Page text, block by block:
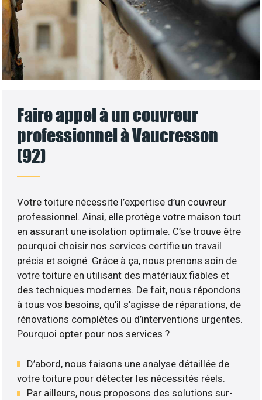
Faire appel à un couvreur
professionnel à Vaucresson
(92)
Votre toiture nécessite l’expertise d’un couvreur
professionnel. Ainsi, elle protège votre maison tout
en assurant une isolation optimale. C’se trouve être
pourquoi choisir nos services certifie un travail
précis et soigné. Grâce à ça, nous prenons soin de
votre toiture en utilisant des matériaux fiables et
des techniques modernes. De fait, nous répondons
à tous vos besoins, qu’il s’agisse de réparations, de
rénovations complètes ou d’interventions urgentes.
Pourquoi opter pour nos services ?
D’abord, nous faisons une analyse détaillée de
votre toiture pour détecter les nécessités réels.
Par ailleurs, nous proposons des solutions sur-